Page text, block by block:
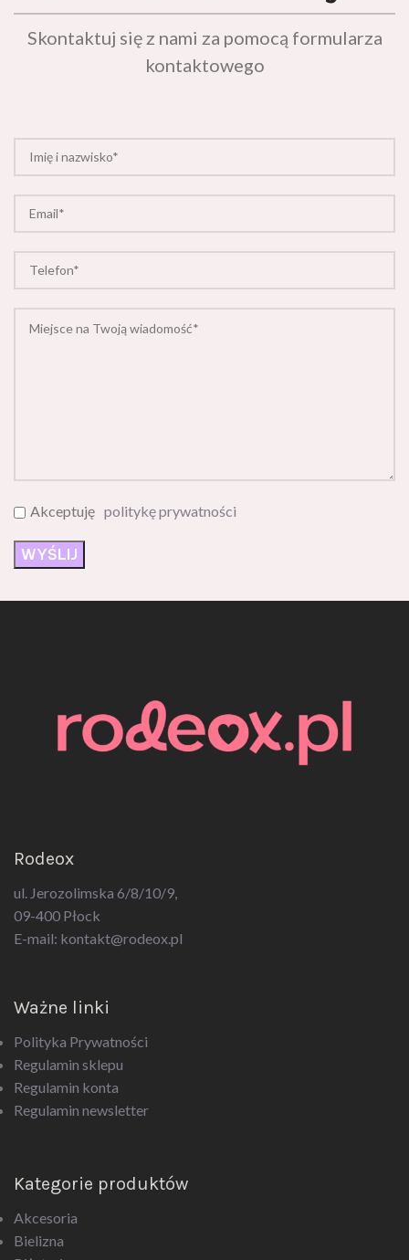
Skontaktuj się z nami za pomocą formularza
kontaktowego
Akceptuję politykę prywatności
Rodeox
ul. Jerozolimska 6/8/10/9,
09-400 Płock
E-mail: kontakt@rodeox.pl
Ważne linki
Polityka Prywatności
Regulamin sklepu
Regulamin konta
Regulamin newsletter
Kategorie produktów
Akcesoria
Bielizna